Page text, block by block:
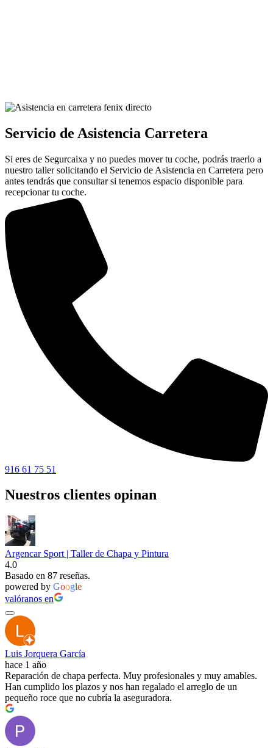
Servicio de Asistencia Carretera
Si eres de Segurcaixa y no puedes mover tu coche, podrás traerlo a
nuestro taller solicitando el Servicio de Asistencia en Carretera pero
antes tendrás que consultar si tenemos espacio disponible para
recepcionar tu coche.
916 61 75 51
Nuestros clientes opinan
Argencar Sport | Taller de Chapa y Pintura
4.0
Basado en 87 reseñas.
powered by Google
valóranos en
Luis Jorquera García
hace 1 año
Reparación de chapa perfecta. Muy profesionales y muy amables.
Han cumplido los plazos y nos han regalado el arreglo de un
pequeño roce que no cubría la aseguradora.